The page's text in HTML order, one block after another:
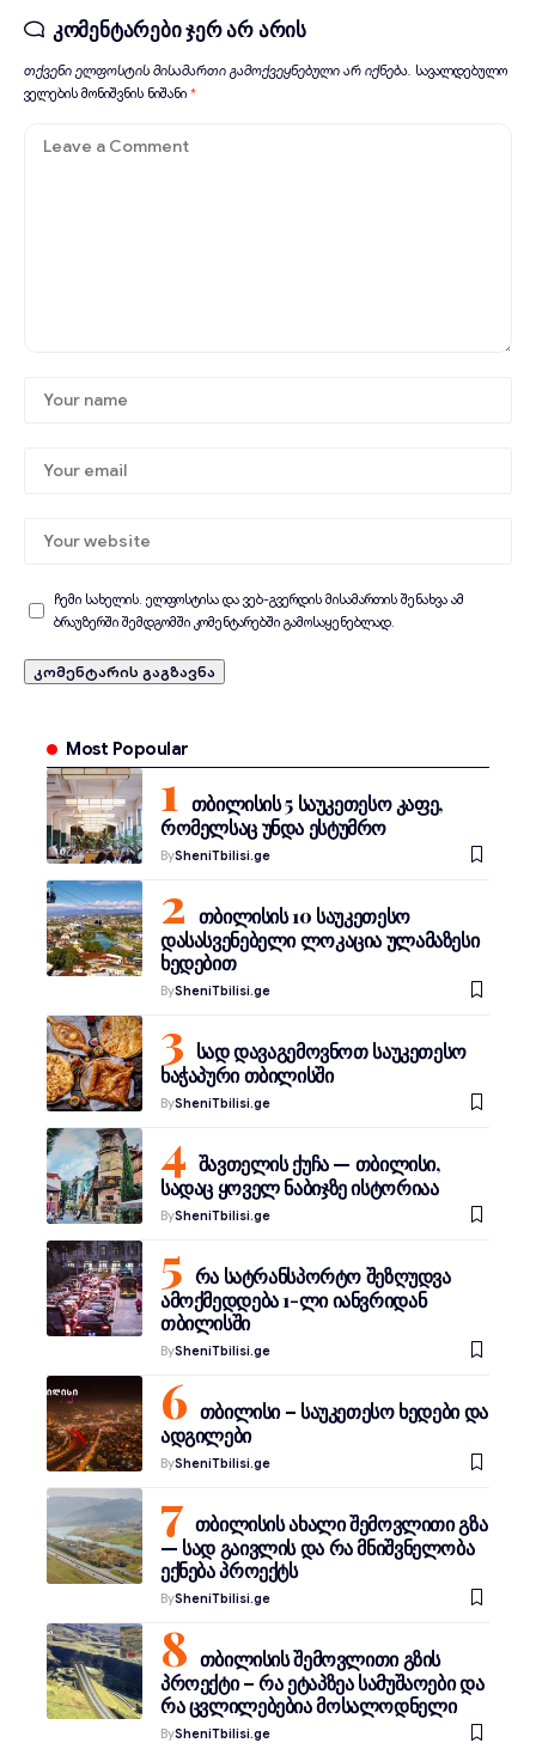
კომენტარები ჯერ არ არის
თქვენი ელფოსტის მისამართი გამოქვეყნებული არ იქნება. სავალდებულო
ველების მონიშვნის ნიშანი *
ჩემი სახელის. ელფოსტისა და ვებ-გვერდის მისამართის შენახვა ამ
ბრაუზერში შემდგომში კომენტარებში გამოსაყენებლად.
Most Popoular
თბილისის 5 საუკეთესო კაფე,
რომელსაც უნდა ესტუმრო
BySheniTbilisi.ge
თბილისის 10 საუკეთესო
დასასვენებელი ლოკაცია ულამაზესი
ხედებით
BySheniTbilisi.ge
სად დავაგემოვნოთ საუკეთესო
ხაჭაპური თბილისში
BySheniTbilisi.ge
შავთელის ქუჩა — თბილისი,
სადაც ყოველ ნაბიჯზე ისტორიაა
BySheniTbilisi.ge
რა სატრანსპორტო შეზღუდვა
ამოქმედდება 1-ლი იანვრიდან
თბილისში
BySheniTbilisi.ge
თბილისი – საუკეთესო ხედები და
ადგილები
BySheniTbilisi.ge
თბილისის ახალი შემოვლითი გზა
— სად გაივლის და რა მნიშვნელობა
ექნება პროექტს
BySheniTbilisi.ge
თბილისის შემოვლითი გზის
პროექტი – რა ეტაპზეა სამუშაოები და
რა ცვლილებებია მოსალოდნელი
BySheniTbilisi.ge